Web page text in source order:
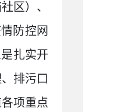
区）、
防控网
扎实开
排污口
项重点